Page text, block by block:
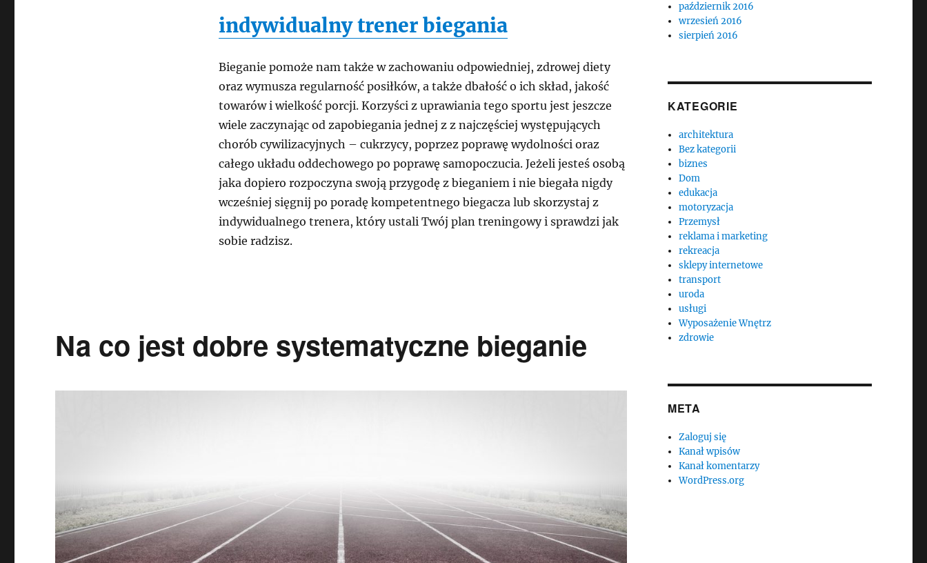
indywidualny trener biegania
Bieganie pomoże nam także w zachowaniu odpowiedniej, zdrowej diety
oraz wymusza regularność posiłków, a także dbałość o ich skład, jakość
towarów i wielkość porcji. Korzyści z uprawiania tego sportu jest jeszcze
wiele zaczynając od zapobiegania jednej z z najczęściej występujących
chorób cywilizacyjnych – cukrzycy, poprzez poprawę wydolności oraz
całego układu oddechowego po poprawę samopoczucia. Jeżeli jesteś osobą
jaka dopiero rozpoczyna swoją przygodę z bieganiem i nie biegała nigdy
wcześniej sięgnij po poradę kompetentnego biegacza lub skorzystaj z
indywidualnego trenera, który ustali Twój plan treningowy i sprawdzi jak
sobie radzisz.
Na co jest dobre systematyczne bieganie
październik 2016
wrzesień 2016
sierpień 2016
KATEGORIE
architektura
Bez kategorii
biznes
Dom
edukacja
motoryzacja
Przemysł
reklama i marketing
rekreacja
sklepy internetowe
transport
uroda
usługi
Wyposażenie Wnętrz
zdrowie
META
Zaloguj się
Kanał wpisów
Kanał komentarzy
WordPress.org